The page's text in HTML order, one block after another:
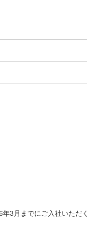
3月までにご入社いただ